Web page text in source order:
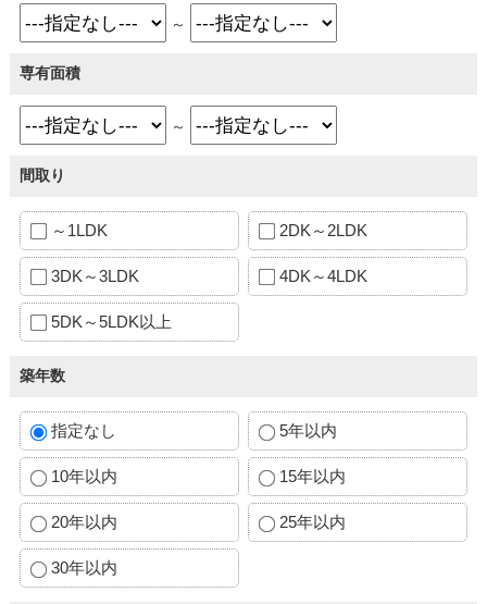
～
専有面積
～
間取り
～1LDK 2DK～2LDK
3DK～3LDK 4DK～4LDK
5DK～5LDK以上
築年数
指定なし 5年以内
10年以内 15年以内
20年以内 25年以内
30年以内